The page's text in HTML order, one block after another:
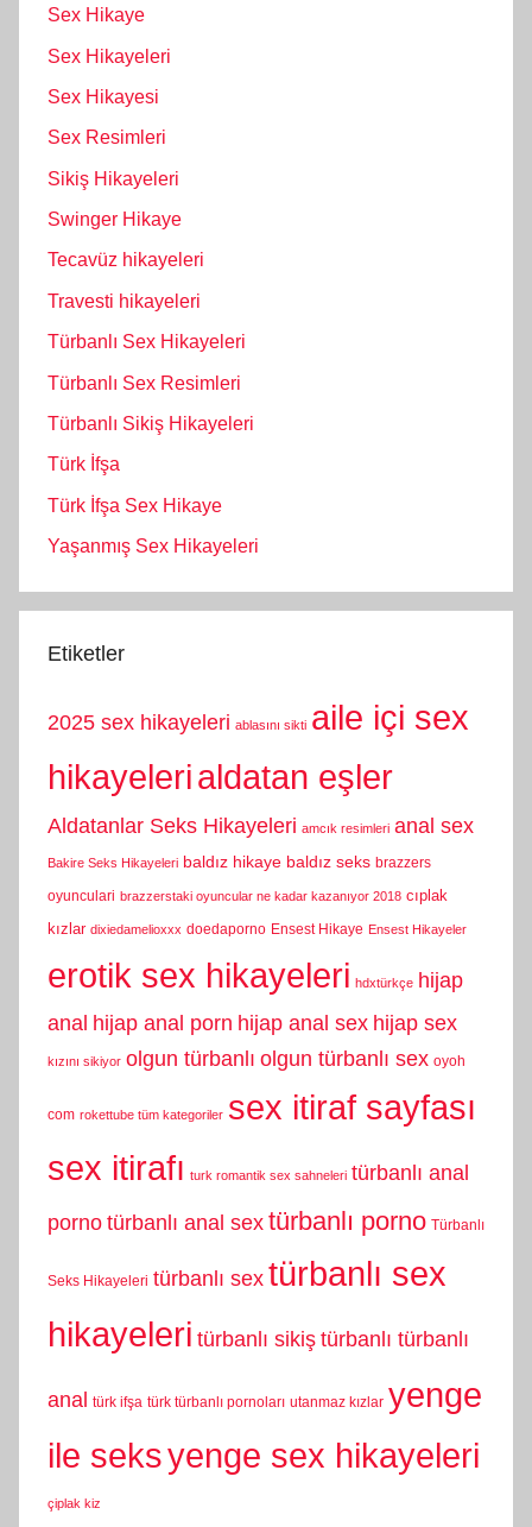
Sex Hikaye
Sex Hikayeleri
Sex Hikayesi
Sex Resimleri
Sikiş Hikayeleri
Swinger Hikaye
Tecavüz hikayeleri
Travesti hikayeleri
Türbanlı Sex Hikayeleri
Türbanlı Sex Resimleri
Türbanlı Sikiş Hikayeleri
Türk İfşa
Türk İfşa Sex Hikaye
Yaşanmış Sex Hikayeleri
Etiketler
2025 sex hikayeleri ablasını sikti aile içi sex
hikayelerialdatan eşler
Aldatanlar Seks Hikayeleri amcık resimleri anal sex
Bakire Seks Hikayeleri baldız hikaye baldız seks brazzers
oyunculari brazzerstaki oyuncular ne kadar kazanıyor 2018 cıplak
kızlar dixiedamelioxxx doedaporno Ensest Hikaye Ensest Hikayeler
erotik sex hikayeleri hdxtürkçe hijap
anal hijap anal porn hijap anal sex hijap sex
kızını sikiyor olgun türbanlı olgun türbanlı sex oyoh
com rokettube tüm kategoriler sex itiraf sayfası
sex itirafı turk romantik sex sahneleri türbanlı anal
porno türbanlı anal sex türbanlı porno Türbanlı
Seks Hikayeleri türbanlı sex türbanlı sex
hikayeleri türbanlı sikiş türbanlı türbanlı
anal türk ifşa türk türbanlı pornoları utanmaz kızlar yenge
ile seksyenge sex hikayeleri
çiplak kiz